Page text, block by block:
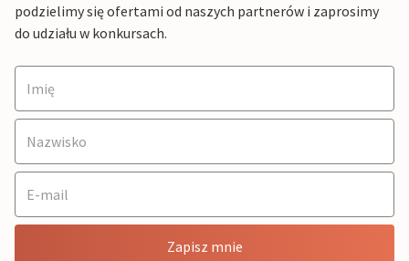
podzielimy się ofertami od naszych partnerów i zaprosimy
do udziału w konkursach.
Zapisz mnie